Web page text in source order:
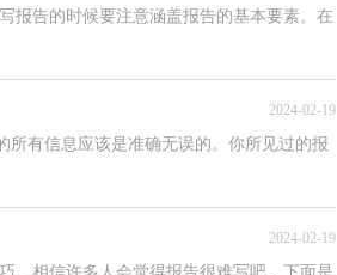
报告的时候要注意涵盖报告的基本要素。在
2024-02-19
所有信息应该是准确无误的。你所见过的报
2024-02-19